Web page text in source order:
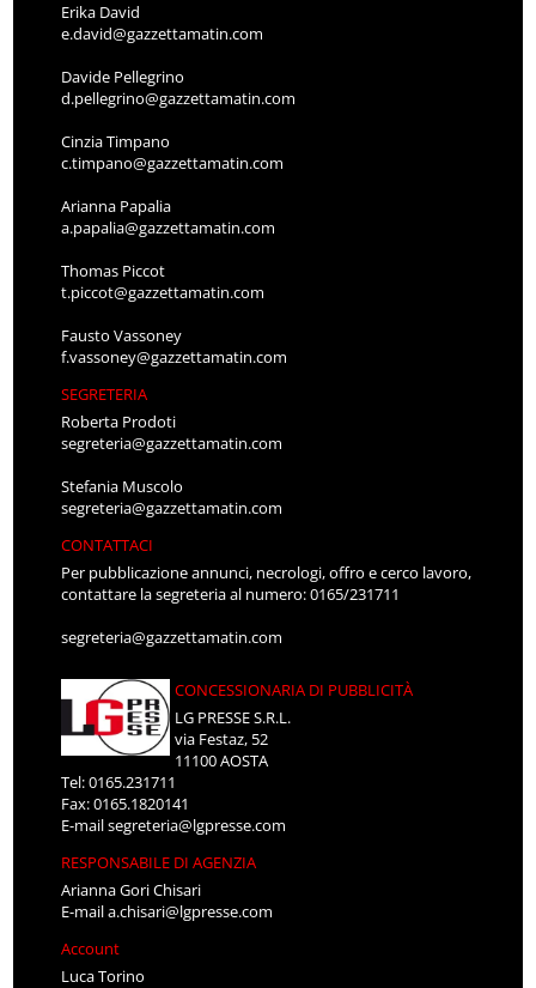
Erika David
e.david@gazzettamatin.com
Davide Pellegrino
d.pellegrino@gazzettamatin.com
Cinzia Timpano
c.timpano@gazzettamatin.com
Arianna Papalia
a.papalia@gazzettamatin.com
Thomas Piccot
t.piccot@gazzettamatin.com
Fausto Vassoney
f.vassoney@gazzettamatin.com
SEGRETERIA
Roberta Prodoti
segreteria@gazzettamatin.com
Stefania Muscolo
segreteria@gazzettamatin.com
CONTATTACI
Per pubblicazione annunci, necrologi, offro e cerco lavoro,
contattare la segreteria al numero: 0165/231711
segreteria@gazzettamatin.com
CONCESSIONARIA DI PUBBLICITÀ
LG PRESSE S.R.L.
via Festaz, 52
11100 AOSTA
Tel: 0165.231711
Fax: 0165.1820141
E-mailsegreteria@lgpresse.com
RESPONSABILE DI AGENZIA
Arianna Gori Chisari
E-maila.chisari@lgpresse.com
Account
Luca Torino